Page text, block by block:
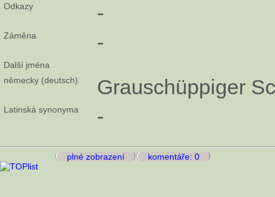
Odkazy -
Záměna -
Další jména
německy (deutsch)
Grauschüppiger
Latinská synonyma -